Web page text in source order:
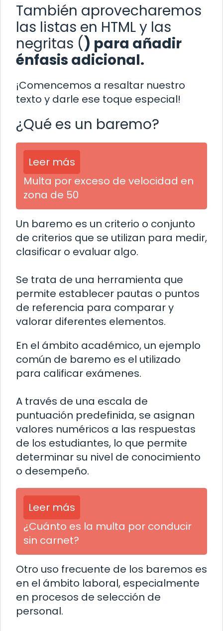
También aprovecharemos
las listas en HTML y las
negritas () para añadir
énfasis adicional.
¡Comencemos a resaltar nuestro
texto y darle ese toque especial!
¿Qué es un baremo?
Leer más
Multa por exceso de velocidad en
zona de 50
Un baremo es un criterio o conjunto
de criterios que se utilizan para medir,
clasificar o evaluar algo.
Se trata de una herramienta que
permite establecer pautas o puntos
de referencia para comparar y
valorar diferentes elementos.
En el ámbito académico, un ejemplo
común de baremo es el utilizado
para calificar exámenes.
A través de una escala de
puntuación predefinida, se asignan
valores numéricos a las respuestas
de los estudiantes, lo que permite
determinar su nivel de conocimiento
o desempeño.
Leer más
¿Cuánto es la multa por conducir
sin carnet?
Otro uso frecuente de los baremos es
en el ámbito laboral, especialmente
en procesos de selección de
personal.